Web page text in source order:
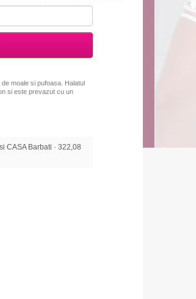
moale si pufoasa. Halatul
si este prevazut cu un
CASA Barbati · 322,08